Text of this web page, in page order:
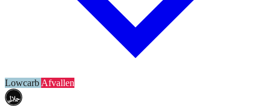
LowcarbAfvallen
حلال
HALAL